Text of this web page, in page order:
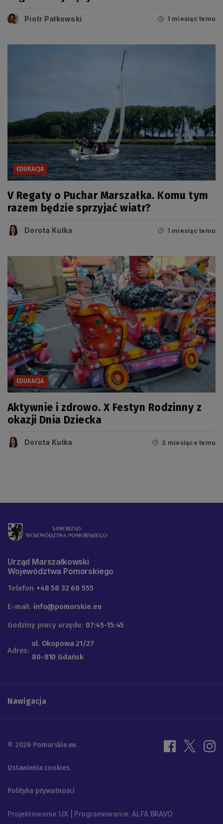
Piotr Pałkowski 1 miesiąc temu
EDUKACJA
V Regaty o Puchar Marszałka. Komu tym
razem będzie sprzyjać wiatr?
Dorota Kulka 1 miesiąc temu
EDUKACJA
Aktywnie i zdrowo. X Festyn Rodzinny z
okazji Dnia Dziecka
Dorota Kulka 2 miesiące temu
Urząd Marszałkowski
Województwa Pomorskiego
Telefon +48 58 32 68 555
E-mail: info@pomorskie.eu
Godziny pracy urzędu: 07:45-15:45
Adres:
ul. Okopowa 21/27
80-810 Gdańsk
Nawigacja
© 2026 Pomorskie.eu
Ustawienia cookies
Polityka prywatności
Projektowanie UX | Programowanie: ALFA BRAVO